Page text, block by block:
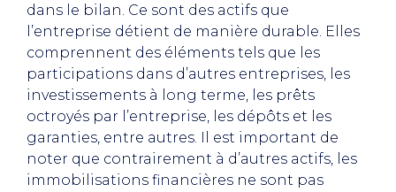
dans le bilan. Ce sont des actifs que
l’entreprise détient de manière durable. Elles
comprennent des éléments tels que les
participations dans d’autres entreprises, les
investissements à long terme, les prêts
octroyés par l’entreprise, les dépôts et les
garanties, entre autres. Il est important de
noter que contrairement à d’autres actifs, les
immobilisations financières ne sont pas